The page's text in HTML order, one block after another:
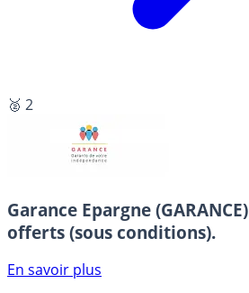
🥈 2
Garance Epargne (GARANCE)
offerts (sous conditions).
En savoir plus